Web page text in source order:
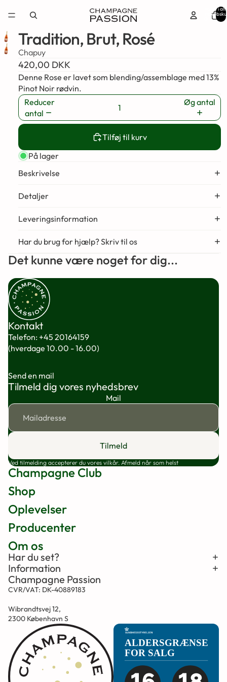
Varer i alt
Tradition, Brut, Rosé
Chapuy
420,00 DKK
Denne Rose er lavet som blending/assemblage med 13%
Pinot Noir rødvin.
Reducer
antal
Øg antal
Tilføj til kurv
På lager
Beskrivelse
Detaljer
Leveringsinformation
Har du brug for hjælp? Skriv til os
Det kunne være noget for dig...
Kontakt
Telefon: +45 20164159
(hverdage 10.00 - 16.00)
Send en mail
Tilmeld dig vores nyhedsbrev
Mail
Tilmeld
Ved tilmelding accepterer du vores vilkår. Afmeld når som helst
Champagne Club
Shop
Oplevelser
Producenter
Om os
Har du set?
Information
Champagne Passion
CVR/VAT: DK-40889183
Wibrandtsvej 12,
2300 København S